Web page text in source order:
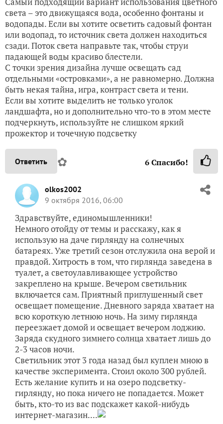
света – это движущаяся вода, особенно фонтаны и
водопады. Если вы хотите осветить садовый фонтан
или водопад, то источник света должен находиться
сзади. Поток света направьте так, чтобы струи
падающей воды красиво блестели.
С точки зрения дизайна лучше освещать сад
отдельными «островками», а не равномерно. Должна
быть некая тайна, игра, контраст света и тени.
Если вы хотите выделить не только уголок
ландшафта, но и дополнительно что-то в этом месте
подчеркнуть, используйте не слишком яркий
прожектор и точечную подсветку
Ответить ✿ 6Спасибо!
olkos2002
9 октября 2016, 06:00
Здравствуйте, единомышленники!
Немного отойду от темы и расскажу, как я
использую на даче гирлянду на солнечных
батареях. Уже третий сезон отслужила она верой и
правдой. Хитрость в том, что гирлянда заведена в
туалет, а светоулавливающее устройство
закреплено на крыше. Вечером светильник
включается сам. Приятный приглушенный свет
освещает помещение. Дневного заряда хватает на
всю короткую летнюю ночь. На зиму гирлянда
переезжает домой и освещает вечером лоджию.
Заряда скудного зимнего солнца хватает лишь до
2-3 часов ночи.
Светильник этот 3 года назад был куплен мною в
качестве эксперимента. Стоил около 300 рублей.
Есть желание купить и на озеро подсветку-
гирлянду, но пока ничего не попадается. Может
быть, кто-то из вас подскажет какой-нибудь
интернет-магазин....